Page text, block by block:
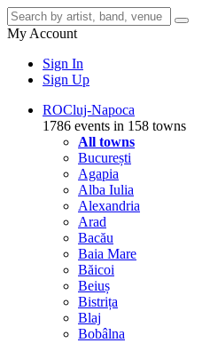
My Account
Sign In
Sign Up
ROCluj-Napoca
1786 events in 158 towns
All towns
București
Agapia
Alba Iulia
Alexandria
Arad
Bacău
Baia Mare
Băicoi
Beiuș
Bistrița
Blaj
Bobâlna